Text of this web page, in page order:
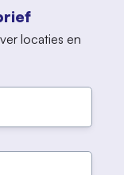
locaties en